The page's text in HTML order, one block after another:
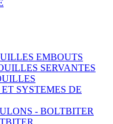
EMBOUTS
SERVANTES
SYSTEMES DE
- BOLTBITER